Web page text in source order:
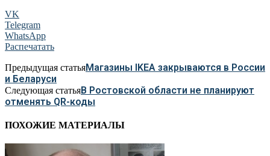
VK
Telegram
WhatsApp
Распечатать
Предыдущая статьяМагазины IKEA закрываются в России
и Беларуси
Следующая статьяВ Ростовской области не планируют
отменять QR-коды
ПОХОЖИЕ МАТЕРИАЛЫ